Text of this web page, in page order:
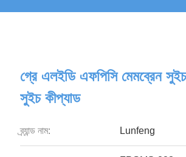
গ্রে এলইডি এফপিসি মেমব্রেন
সুইচ কীপ্যাড
ব্র্যান্ড নাম: Lunfeng